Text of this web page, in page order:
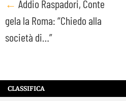
Post
navigation
← Addio Raspadori, Conte
gela la Roma: “Chiedo alla
società di…”
CLASSIFICA